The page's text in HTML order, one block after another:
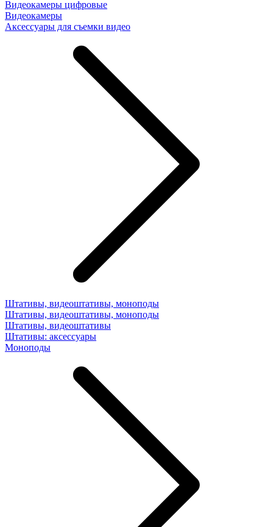
Видеокамеры цифровые
Видеокамеры
Аксессуары для съемки видео
Штативы, видеоштативы, моноподы
Штативы, видеоштативы, моноподы
Штативы, видеоштативы
Штативы: аксессуары
Моноподы